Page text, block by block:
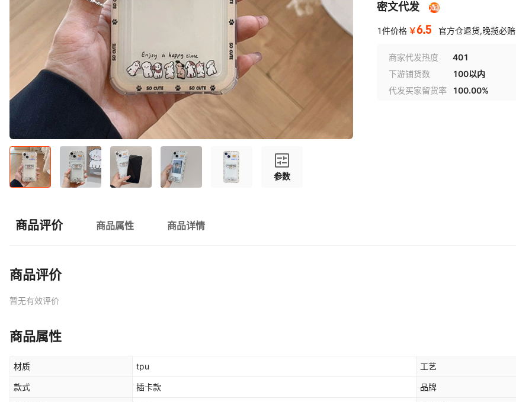
参数
苹果12（6.1寸）
苹果12pro（6.1寸）
苹果12pro max（6.7寸）
密文代发
1件价格 ￥6.5 官方仓退货,晚揽必赔
商家代发热度 401
下游铺货数
100以内
代发买家留货率
100.00%
商品评价 商品属性 商品详情
商品评价
暂无有效评价
商品属性
材质 tpu 工艺
款式 插卡款 品牌